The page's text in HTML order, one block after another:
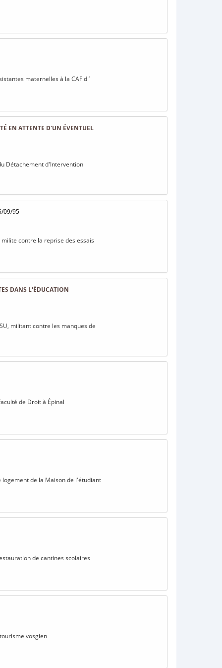
maternelles à la CAF d ’
EN ATTENTE D'UN ÉVENTUEL
Détachement d'Intervention
09/95
contre la reprise des essais
DANS L'ÉDUCATION
militant contre les manques de
de Droit à Épinal
logement de la Maison de l'étudiant
de cantines scolaires
vosgien